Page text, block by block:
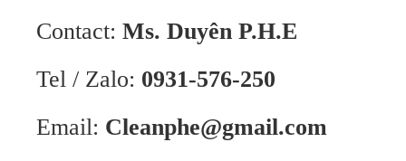
Contact: Ms. Duyên P.H.E
Tel / Zalo: 0931-576-250
Email: Cleanphe@gmail.com